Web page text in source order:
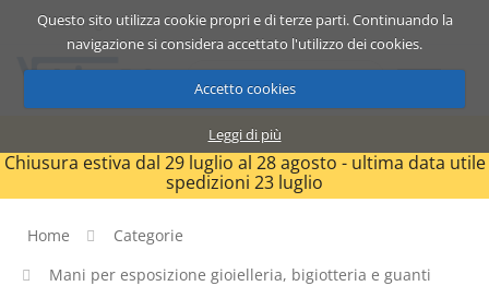
Questo sito utilizza cookie propri e di terze parti. Continuando la
navigazione si considera accettato l'utilizzo dei cookies.
Accetto cookies
Leggi di più
Catalogo Carrello ITA
Chiusura estiva dal 29 luglio al 28 agosto - ultima data utile
spedizioni 23 luglio
Home
Categorie
Mani per esposizione gioielleria, bigiotteria e guanti